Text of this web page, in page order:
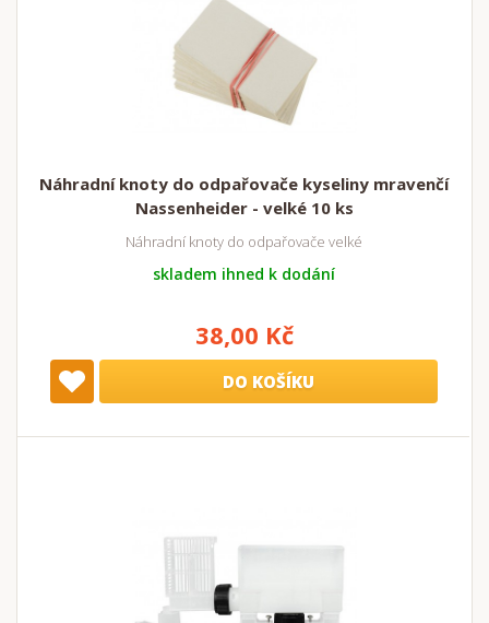
Náhradní knoty do odpařovače kyseliny mravenčí
Nassenheider - velké 10 ks
Náhradní knoty do odpařovače velké
skladem ihned k dodání
38,00 Kč
DO KOŠÍKU